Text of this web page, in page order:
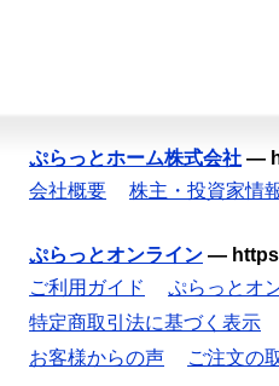
ぷらっとホーム株式会社 —
会社概要
株主・投資家情
ぷらっとオンライン —
ご利用ガイド
ぷらっとオ
特定商取引法に基づく表示
お客様からの声
ご注文の